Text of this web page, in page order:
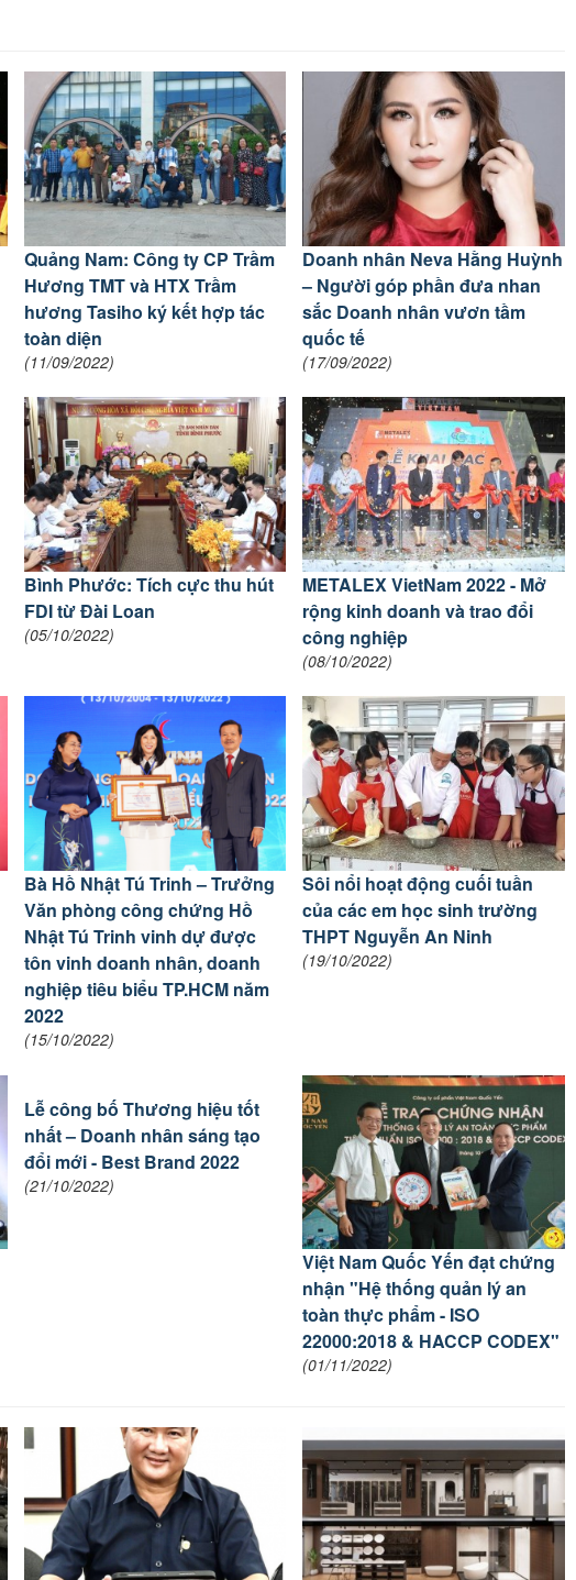
Quảng Nam: Công ty CP Trầm
Hương TMT và HTX Trầm
hương Tasiho ký kết hợp tác
toàn diện
(11/09/2022)
Doanh nhân Neva Hằng Huỳnh
– Người góp phần đưa nhan
sắc Doanh nhân vươn tầm
quốc tế
(17/09/2022)
Bình Phước: Tích cực thu hút
FDI từ Đài Loan
(05/10/2022)
METALEX VietNam 2022 - Mở
rộng kinh doanh và trao đổi
công nghiệp
(08/10/2022)
Bà Hồ Nhật Tú Trinh – Trưởng
Văn phòng công chứng Hồ
Nhật Tú Trinh vinh dự được
tôn vinh doanh nhân, doanh
nghiệp tiêu biểu TP.HCM năm
2022
(15/10/2022)
Sôi nổi hoạt động cuối tuần
của các em học sinh trường
THPT Nguyễn An Ninh
(19/10/2022)
Lễ công bố Thương hiệu tốt
nhất – Doanh nhân sáng tạo
đổi mới - Best Brand 2022
(21/10/2022)
Việt Nam Quốc Yến đạt chứng
nhận "Hệ thống quản lý an
toàn thực phẩm - ISO
22000:2018 & HACCP CODEX"
(01/11/2022)